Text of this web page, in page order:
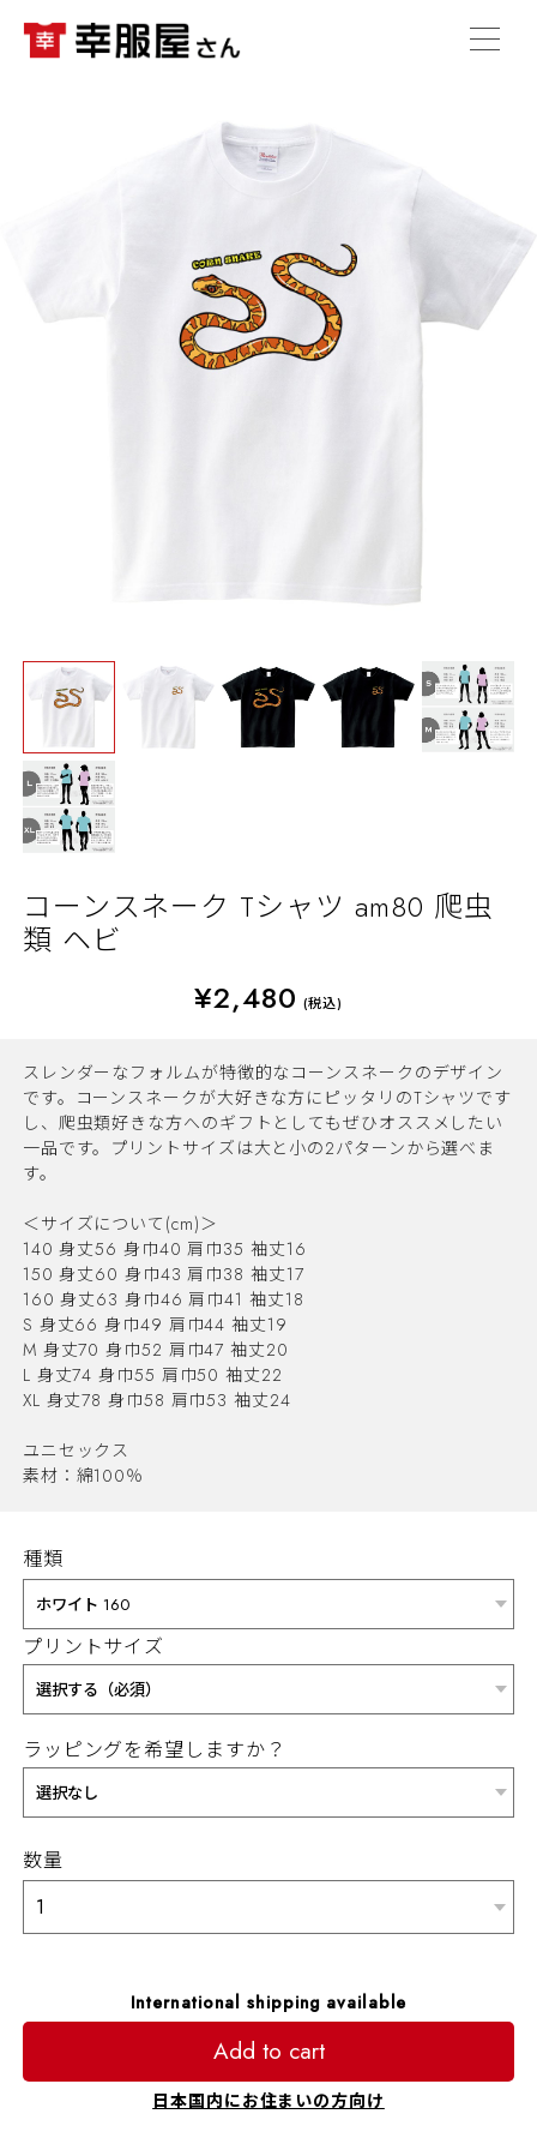
コーンスネーク Tシャツ am80 爬虫
類 ヘビ
¥2,480 (税込)
スレンダーなフォルムが特徴的なコーンスネークのデザイン
です。コーンスネークが大好きな方にピッタリのTシャツです
し、爬虫類好きな方へのギフトとしてもぜひオススメしたい
一品です。プリントサイズは大と小の2パターンから選べま
す。
＜サイズについて(cm)＞
140 身丈56 身巾40 肩巾35 袖丈16
150 身丈60 身巾43 肩巾38 袖丈17
160 身丈63 身巾46 肩巾41 袖丈18
S 身丈66 身巾49 肩巾44 袖丈19
M 身丈70 身巾52 肩巾47 袖丈20
L 身丈74 身巾55 肩巾50 袖丈22
XL 身丈78 身巾58 肩巾53 袖丈24
ユニセックス
素材：綿100％
種類
プリントサイズ
ラッピングを希望しますか？
数量
International shipping available
Add to cart
日本国内にお住まいの方向け